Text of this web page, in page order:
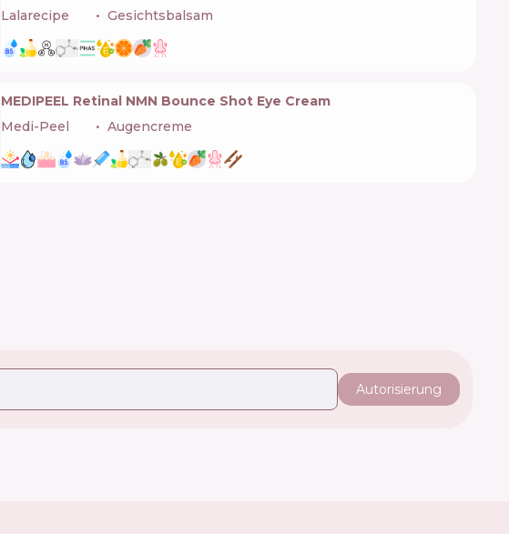
Lalarecipe
Gesichtsbalsam
MEDIPEEL Retinal NMN Bounce Shot Eye Cream
Medi-Peel
Augencreme
Autorisierung